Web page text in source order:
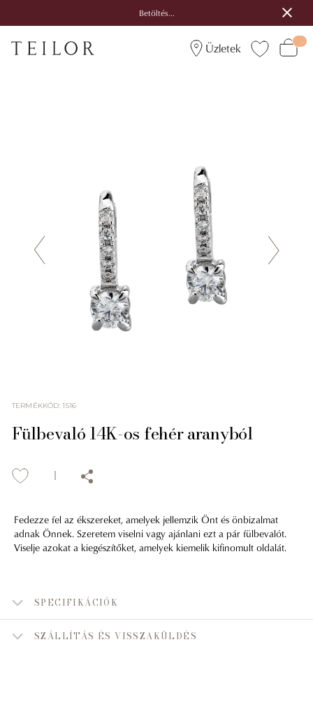
Betöltés...
Üzletek
TERMÉKKÓD:1516
Fülbevaló 14K-os fehér aranyból
Fedezze fel az ékszereket, amelyek jellemzik Önt és önbizalmat
adnak Önnek. Szeretem viselni vagy ajánlani ezt a pár fülbevalót.
Viselje azokat a kiegészítőket, amelyek kiemelik kifinomult oldalát.
SPECIFIKÁCIÓK
SZÁLLÍTÁS ÉS VISSZAKÜLDÉS